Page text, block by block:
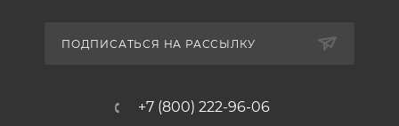
ПОДПИСАТЬСЯ НА РАССЫЛКУ
+7 (800) 222-96-06